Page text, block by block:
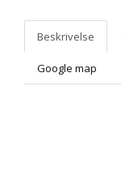
Beskrivelse
Google map